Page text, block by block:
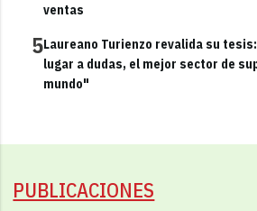
ventas
5Laureano Turienzo revalida su
lugar a dudas, el mejor sector de
mundo"
PUBLICACIONES